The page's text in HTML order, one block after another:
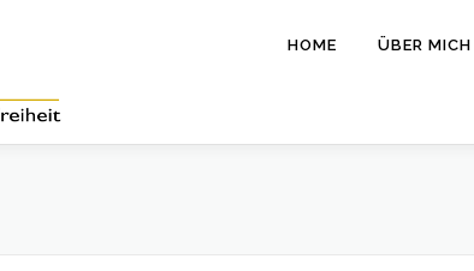
HOME ÜBER MICH